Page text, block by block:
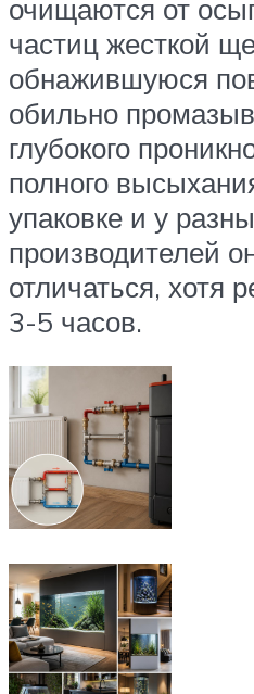
очищаются от
частиц жесткой
обнажившуюся
обильно
глубокого
полного
упаковке и у
производителей
отличаться, хотя
3-5 часов.